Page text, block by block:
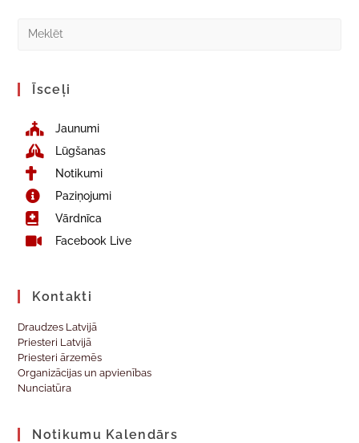
Īsceļi
Jaunumi
Lūgšanas
Notikumi
Paziņojumi
Vārdnīca
Facebook Live
Kontakti
Draudzes Latvijā
Priesteri Latvijā
Priesteri ārzemēs
Organizācijas un apvienības
Nunciatūra
Notikumu Kalendārs